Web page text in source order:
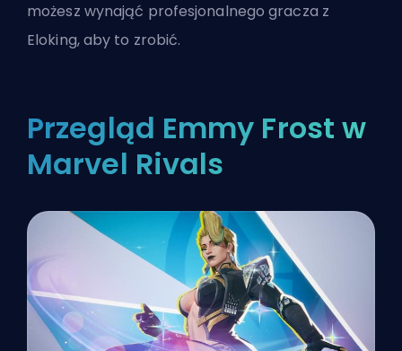
możesz wynająć profesjonalnego gracza z
Eloking, aby to zrobić.
Przegląd Emmy Frost w
Marvel Rivals